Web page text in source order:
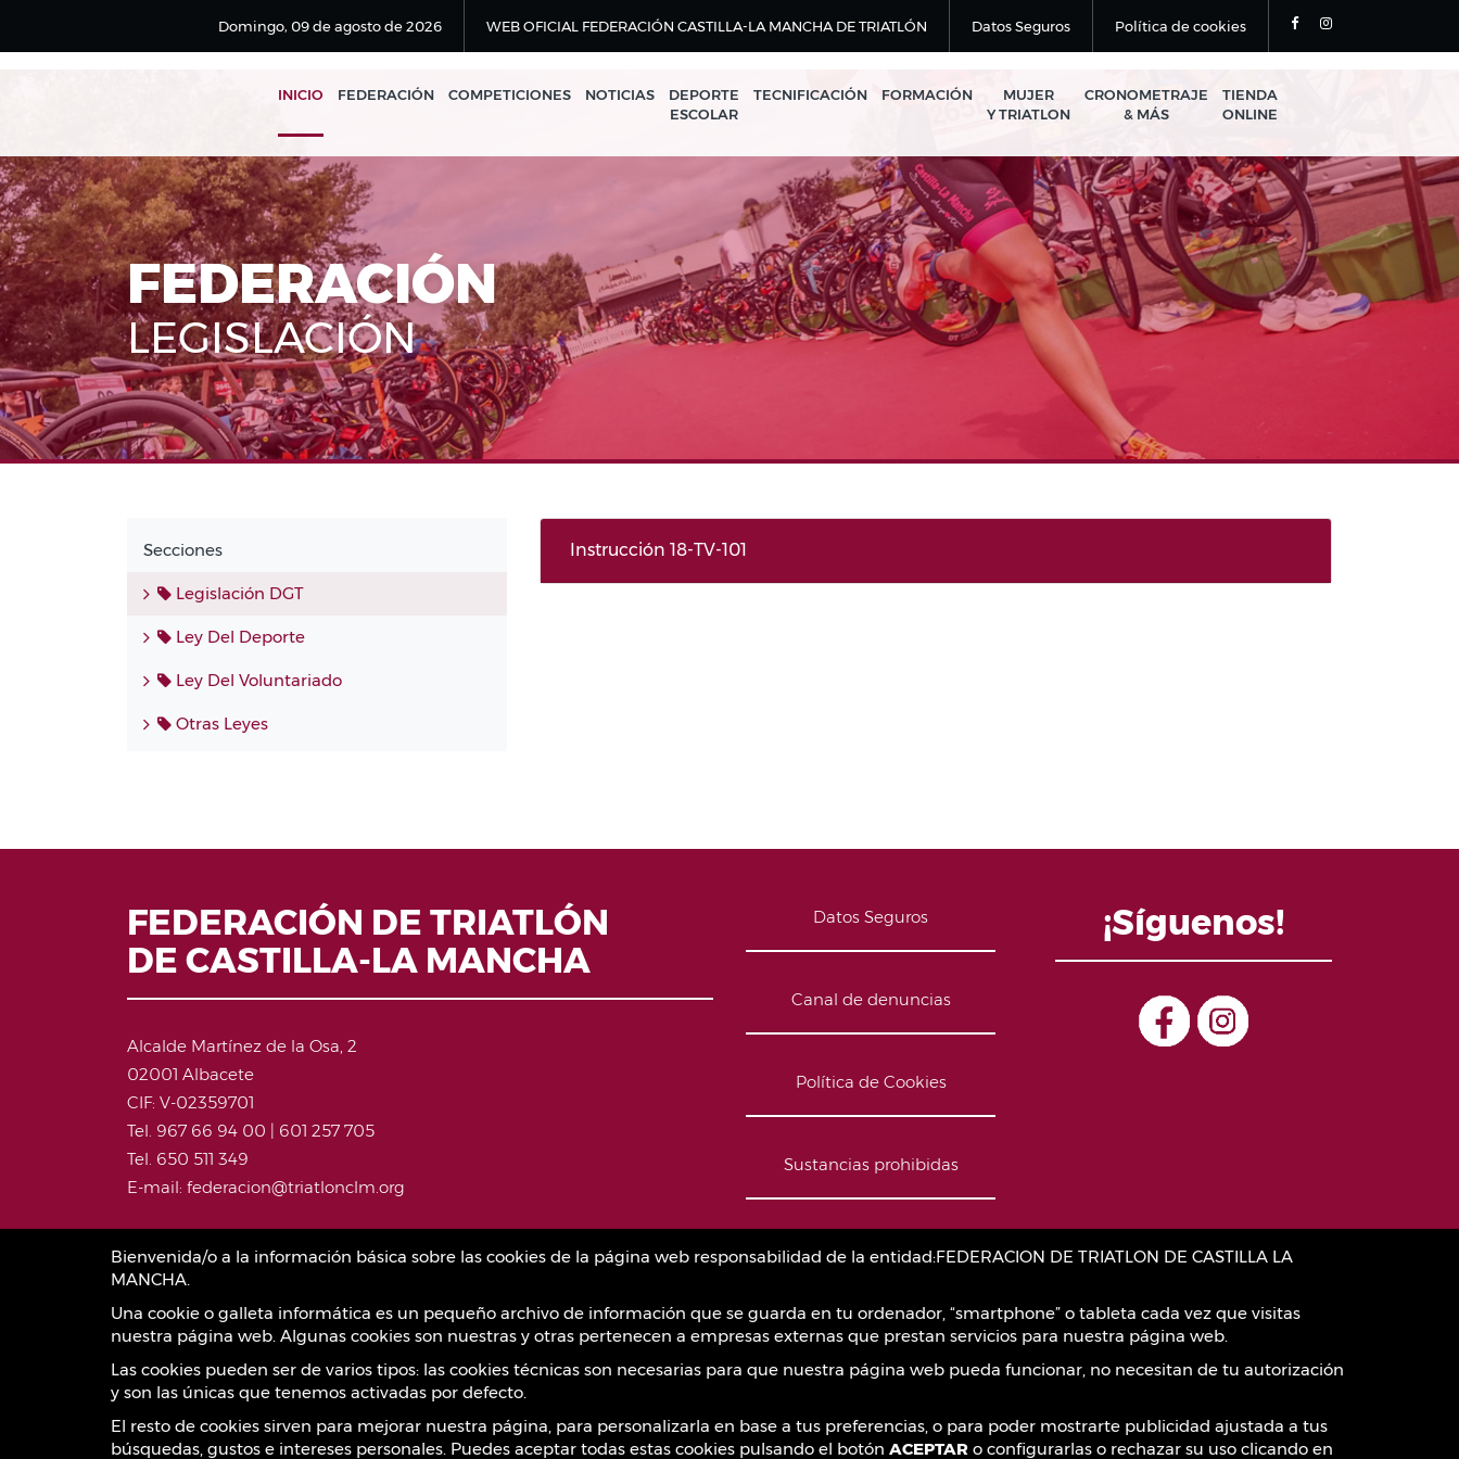
Domingo, 09 de agosto de 2026 WEB OFICIAL FEDERACIÓN CASTILLA-LA MANCHA DE TRIATLÓN Datos Seguros Política de cookies
INICIO FEDERACIÓN COMPETICIONES NOTICIAS
DEPORTE
ESCOLAR
TECNIFICACIÓN FORMACIÓN
MUJER
Y TRIATLON
CRONOMETRAJE
& MÁS
TIENDA
ONLINE
Bienvenida/o a la información básica sobre las cookies de la página web responsabilidad de la entidad:FEDERACION DE TRIATLON DE CASTILLA LA
MANCHA.
Una cookie o galleta informática es un pequeño archivo de información que se guarda en tu ordenador, “smartphone” o tableta cada vez que visitas
nuestra página web. Algunas cookies son nuestras y otras pertenecen a empresas externas que prestan servicios para nuestra página web.
Las cookies pueden ser de varios tipos: las cookies técnicas son necesarias para que nuestra página web pueda funcionar, no necesitan de tu autorización
y son las únicas que tenemos activadas por defecto.
El resto de cookies sirven para mejorar nuestra página, para personalizarla en base a tus preferencias, o para poder mostrarte publicidad ajustada a tus
búsquedas, gustos e intereses personales. Puedes aceptar todas estas cookies pulsando el botón ACEPTAR o configurarlas o rechazar su uso clicando en
FEDERACIÓN
LEGISLACIÓN
Secciones
Legislación DGT
Ley Del Deporte
Ley Del Voluntariado
Otras Leyes
Instrucción 18-TV-101
FEDERACIÓN DE TRIATLÓN
DE CASTILLA-LA MANCHA
Alcalde Martínez de la Osa, 2
02001 Albacete
CIF: V-02359701
Tel. 967 66 94 00 | 601 257 705
Tel. 650 511 349
E-mail: federacion@triatlonclm.org
Datos Seguros
Canal de denuncias
Política de Cookies
Sustancias prohibidas
Contacto
¡Síguenos!